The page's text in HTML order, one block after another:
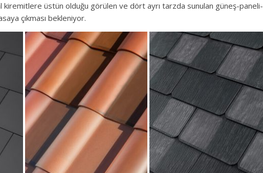
kiremitlere üstün olduğu görülen ve dört ayrı tarzda sunulan güneş-paneli-
çıkması bekleniyor.